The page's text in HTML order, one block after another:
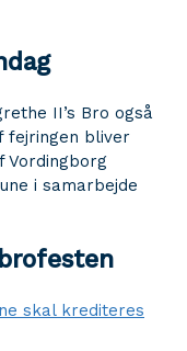
II’s Bro også
fejringen bliver
i samarbejde
skal krediteres